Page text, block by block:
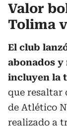
Valor
Tolima
El club
abonados y
incluyen la
que resaltar
de Atlético
realizado a